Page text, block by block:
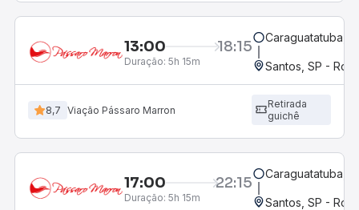
13:00 18:15
Duração: 5h 15m
Caraguatatuba,
Santos, SP -
8,7 Viação Pássaro Marron
Retirada
guichê
17:00 22:15
Duração: 5h 15m
Caraguatatuba,
Santos, SP -